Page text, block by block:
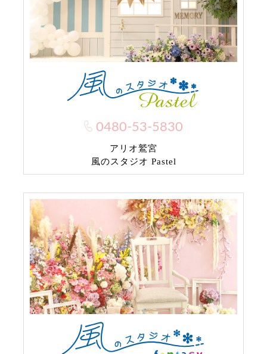
0480-53-5830
アリオ鷲宮
風のスタジオ Pastel